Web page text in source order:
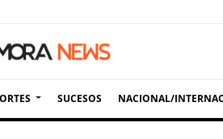
SUCESOS NACIONAL/